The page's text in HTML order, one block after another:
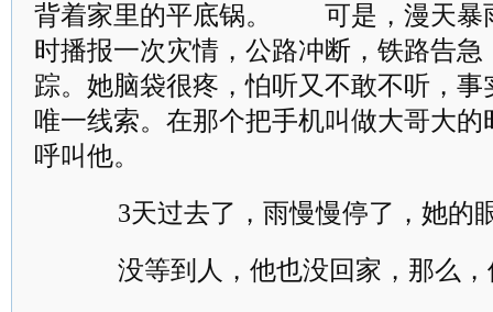
背着家里的平底锅。 可是，漫天暴
时播报一次灾情，公路冲断，铁路告
踪。她脑袋很疼，怕听又不敢不听，
唯一线索。在那个把手机叫做大哥大
呼叫他。
3天过去了，雨慢慢停了，她的
没等到人，他也没回家，那么，